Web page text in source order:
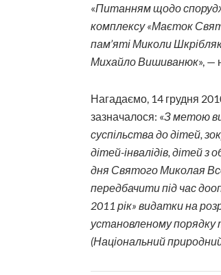
«Питанням щодо
комплексу «Маєток
пам’яті Миколи
Михайло Вишиванюк», —
Нагадаємо, 14 грудня
зазначалося: «З метою
суспільства до дітей,
дітей-інвалідів, дітей
дня Святого Миколая
передбачити під час
2011 рік» видатки на
установленому
(Національний